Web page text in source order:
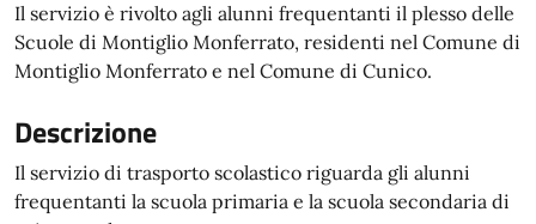
Il servizio è rivolto agli alunni frequentanti il plesso delle
Scuole di Montiglio Monferrato, residenti nel Comune di
Montiglio Monferrato e nel Comune di Cunico.
Descrizione
Il servizio di trasporto scolastico riguarda gli alunni
frequentanti la scuola primaria e la scuola secondaria di